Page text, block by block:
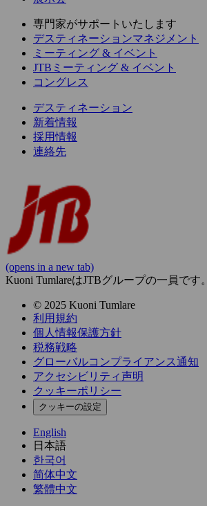
専門家がサポートいたします
デスティネーションマネジメント
ミーティング & イベント
JTBミーティング & イベント
コングレス
デスティネーション
新着情報
採用情報
連絡先
(opens in a new tab)
Kuoni TumlareはJTBグループの一員です。
© 2025 Kuoni Tumlare
利用規約
個人情報保護方針
税務戦略
グローバルコンプライアンス通知
アクセシビリティ声明
クッキーポリシー
クッキーの設定
English
日本語
한국어
简体中文
繁體中文